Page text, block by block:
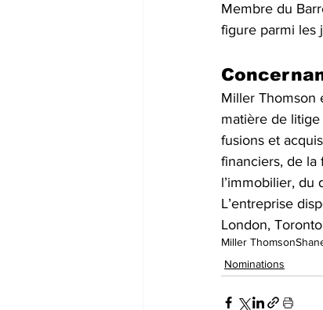
Membre du
figure parmi les
Miller Thomson
matière de
fusions et
financiers, de la
l’immobilier, du
L’entreprise
London,
Miller Thomson
Nominations